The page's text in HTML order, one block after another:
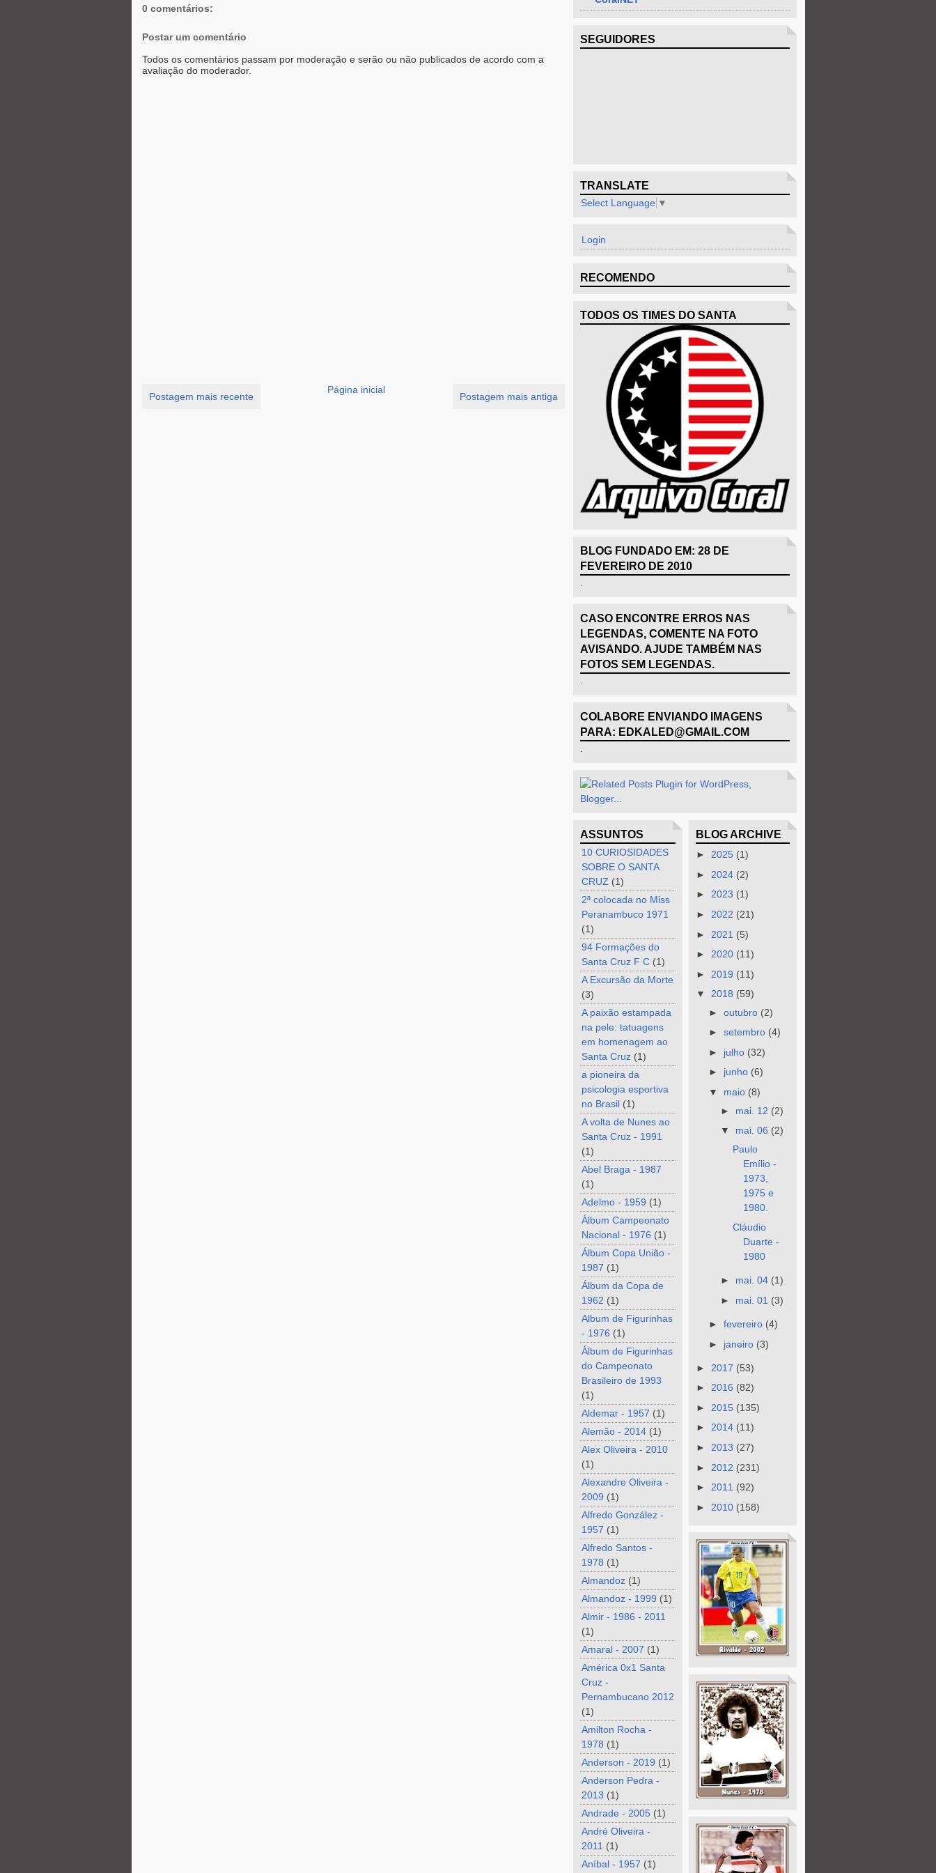
0 comentários:
Postar um comentário
Todos os comentários passam por moderação e serão ou não publicados de acordo com a
avaliação do moderador.
Postagem mais recente Postagem mais antiga
Página inicial
SEGUIDORES
TRANSLATE
Select Language ▼
Login
RECOMENDO
TODOS OS TIMES DO SANTA
BLOG FUNDADO EM: 28 DE
FEVEREIRO DE 2010
CASO ENCONTRE ERROS NAS
LEGENDAS, COMENTE NA FOTO
AVISANDO. AJUDE TAMBÉM NAS
FOTOS SEM LEGENDAS.
COLABORE ENVIANDO IMAGENS
PARA: EDKALED@GMAIL.COM
ASSUNTOS
10 CURIOSIDADES
SOBRE O SANTA
CRUZ (1)
2ª colocada no Miss
Peranambuco 1971
(1)
94 Formações do
Santa Cruz F C (1)
A Excursão da Morte
(3)
A paixão estampada
na pele: tatuagens
em homenagem ao
Santa Cruz (1)
a pioneira da
psicologia esportiva
no Brasil (1)
A volta de Nunes ao
Santa Cruz - 1991
(1)
Abel Braga - 1987
(1)
Adelmo - 1959 (1)
Álbum Campeonato
Nacional - 1976 (1)
Álbum Copa União -
1987 (1)
Álbum da Copa de
1962 (1)
Album de Figurinhas
- 1976 (1)
Álbum de Figurinhas
do Campeonato
Brasileiro de 1993
(1)
Aldemar - 1957 (1)
Alemão - 2014 (1)
Alex Oliveira - 2010
(1)
Alexandre Oliveira -
2009 (1)
Alfredo González -
1957 (1)
Alfredo Santos -
1978 (1)
Almandoz (1)
Almandoz - 1999 (1)
Almir - 1986 - 2011
(1)
Amaral - 2007 (1)
América 0x1 Santa
Cruz -
Pernambucano 2012
(1)
Amilton Rocha -
1978 (1)
Anderson - 2019 (1)
Anderson Pedra -
2013 (1)
Andrade - 2005 (1)
André Oliveira -
2011 (1)
Aníbal - 1957 (1)
BLOG ARCHIVE
►2025 (1)
► 2024 (2)
►2023 (1)
► 2022 (21)
► 2021 (5)
► 2020 (11)
► 2019 (11)
▼2018 (59)
► outubro (2)
► setembro (4)
► julho (32)
► junho (6)
▼ maio (8)
► mai. 12 (2)
▼ mai. 06 (2)
Paulo
Emílio -
1973,
1975 e
1980.
Cláudio
Duarte -
1980
► mai. 04 (1)
► mai. 01 (3)
► fevereiro (4)
► janeiro (3)
► 2017 (53)
►2016 (82)
► 2015 (135)
►2014 (11)
► 2013 (27)
► 2012 (231)
► 2011 (92)
► 2010 (158)